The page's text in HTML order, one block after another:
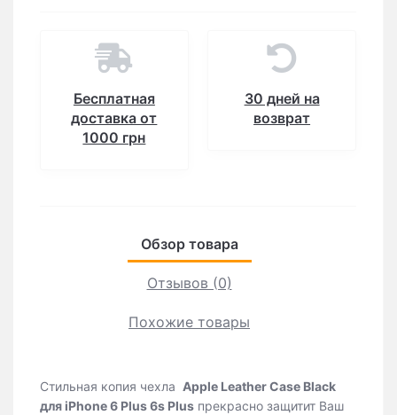
Бесплатная
доставка от
1000 грн
30 дней на
возврат
Обзор товара
Отзывов (0)
Похожие товары
Стильная копия чехла Apple Leather Case Black
для iPhone 6 Plus 6s Plus прекрасно защитит Ваш